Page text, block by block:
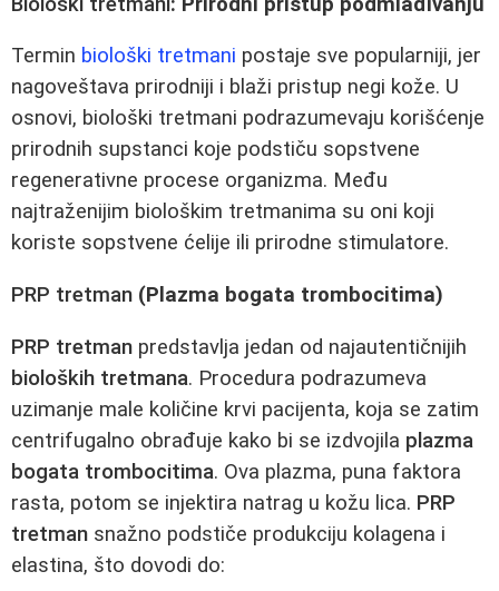
Termin biološki tretmani postaje sve popularniji, jer
nagoveštava prirodniji i blaži pristup negi kože. U
osnovi, biološki tretmani podrazumevaju korišćenje
prirodnih supstanci koje podstiču sopstvene
regenerativne procese organizma. Među
najtraženijim biološkim tretmanima su oni koji
koriste sopstvene ćelije ili prirodne stimulatore.
PRP tretman (Plazma bogata trombocitima)
PRP tretman predstavlja jedan od najautentičnijih
bioloških tretmana. Procedura podrazumeva
uzimanje male količine krvi pacijenta, koja se zatim
centrifugalno obrađuje kako bi se izdvojila plazma
bogata trombocitima. Ova plazma, puna faktora
rasta, potom se injektira natrag u kožu lica. PRP
tretman snažno podstiče produkciju kolagena i
elastina, što dovodi do: